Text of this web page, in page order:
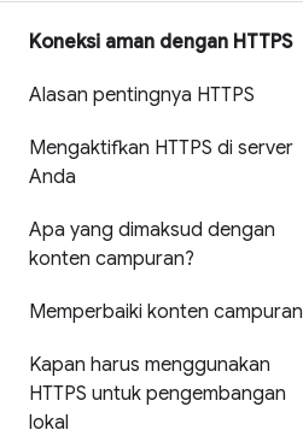
Koneksi aman dengan HTTPS
Alasan pentingnya HTTPS
Mengaktifkan HTTPS di server
Anda
Apa yang dimaksud dengan
konten campuran?
Memperbaiki konten campuran
Kapan harus menggunakan
HTTPS untuk pengembangan
lokal